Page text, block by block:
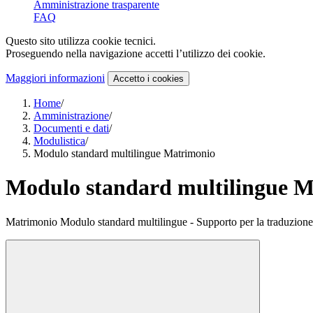
Amministrazione trasparente
FAQ
Questo sito utilizza cookie tecnici.
Proseguendo nella navigazione accetti l’utilizzo dei cookie.
Maggiori informazioni Accetto i cookies
Home/
Amministrazione/
Documenti e dati/
Modulistica/
Modulo standard multilingue Matrimonio
Modulo standard multilingue
Matrimonio Modulo standard multilingue - Supporto per la traduzione